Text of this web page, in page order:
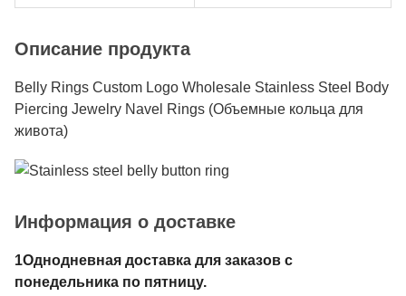
Описание продукта
Belly Rings Custom Logo Wholesale Stainless Steel Body
Piercing Jewelry Navel Rings (Объемные кольца для
живота)
Информация о доставке
1Однодневная доставка для заказов с
понедельника по пятницу.